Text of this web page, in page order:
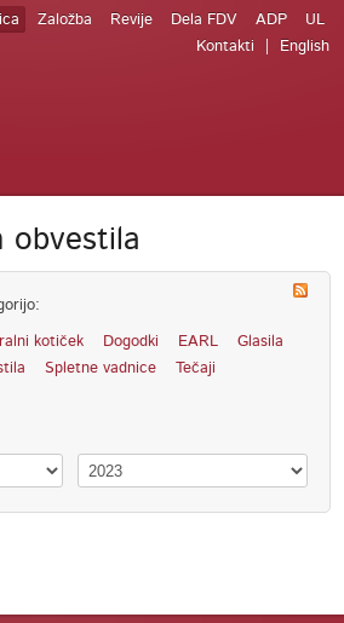
Založba Revije Dela FDV ADP
UL
Kontakti
English
obvestila
kotiček Dogodki EARL
Glasila
Spletne vadnice Tečaji